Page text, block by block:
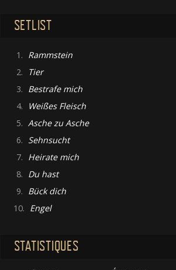
SETLIST
1. Rammstein
2.
Tier
3. Bestrafe mich
4.
Weißes Fleisch
5. Asche zu Asche
6. Sehnsucht
7. Heirate mich
8. Du hast
9. Bück dich
10. Engel
STATISTIQUES